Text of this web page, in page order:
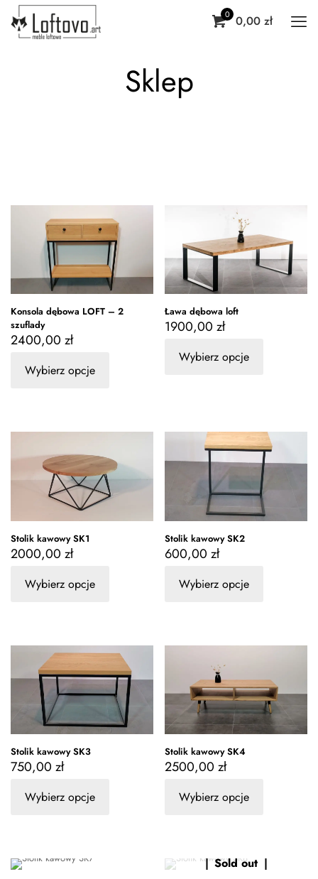
0 0,00 zł
Sklep
Konsola dębowa LOFT – 2
szuflady
2400,00 zł
Wybierz opcje
Ława dębowa loft
1900,00zł
Wybierz opcje
Stolik kawowy SK1
2000,00 zł
Wybierz opcje
Stolik kawowy SK2
600,00zł
Wybierz opcje
Stolik kawowy SK3
750,00 zł
Wybierz opcje
Stolik kawowy SK4
2500,00zł
Wybierz opcje
Sold out